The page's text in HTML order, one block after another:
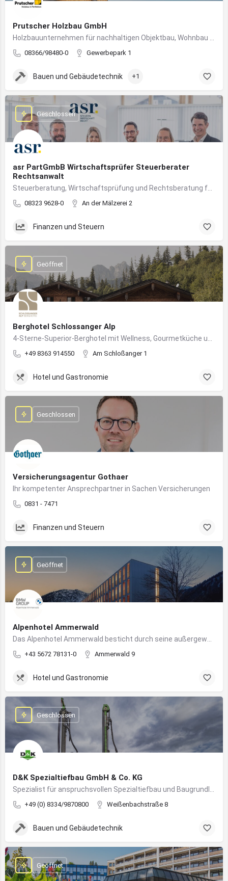
Prutscher Holzbau GmbH
08366/98480-0 Gewerbepark 1
Bauen und Gebäudetechnik +1
asr PartGmbB Wirtschaftsprüfer Steuerberater
Rechtsanwalt
08323 9628-0 An der Mälzerei 2
Geschlossen
Finanzen und Steuern
Berghotel Schlossanger Alp
+49 8363 914550 Am Schloßanger 1
Geöffnet
Hotel und Gastronomie
Versicherungsagentur Gothaer
Ihr kompetenter Ansprechpartner in Sachen Versicherungen
0831 - 7471
Geschlossen
Finanzen und Steuern
Alpenhotel Ammerwald
+43 5672 78131-0 Ammerwald 9
Geöffnet
Hotel und Gastronomie
D&K Spezialtiefbau GmbH & Co. KG
+49 (0) 8334/9870800 Weißenbachstraße 8
Geschlossen
Bauen und Gebäudetechnik
Geöffnet